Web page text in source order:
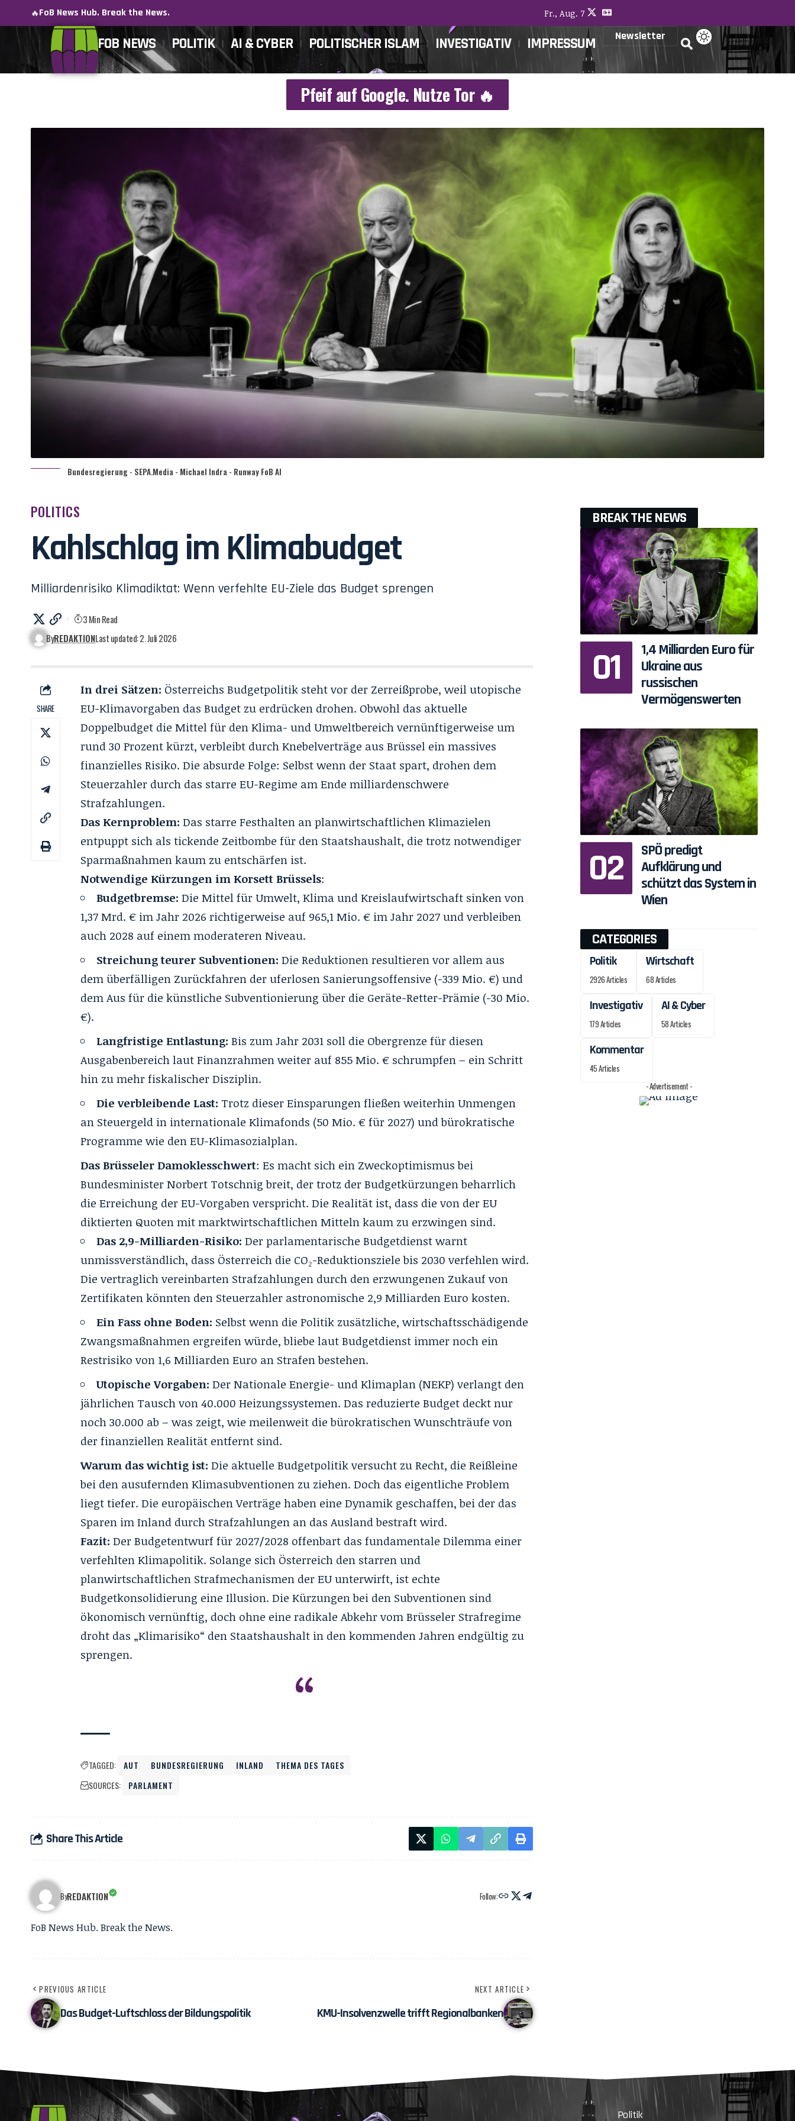
🔥FoB News Hub. Break the News. Fr., Aug. 7
FOB NEWS POLITIK AI & CYBER POLITISCHER ISLAM INVESTIGATIV IMPRESSUM Newsletter
Pfeif auf Google. Nutze Tor 🔥
Bundesregierung - SEPA.Media - Michael Indra - Runway FoB AI
POLITICS
Kahlschlag im Klimabudget
Milliardenrisiko Klimadiktat: Wenn verfehlte EU-Ziele das Budget sprengen
ByREDAKTIONLast updated: 2. Juli 2026
3 Min Read
SHARE
In drei Sätzen: Österreichs Budgetpolitik steht vor der Zerreißprobe, weil utopische
EU-Klimavorgaben das Budget zu erdrücken drohen. Obwohl das aktuelle
Doppelbudget die Mittel für den Klima- und Umweltbereich vernünftigerweise um
rund 30 Prozent kürzt, verbleibt durch Knebelverträge aus Brüssel ein massives
finanzielles Risiko. Die absurde Folge: Selbst wenn der Staat spart, drohen dem
Steuerzahler durch das starre EU-Regime am Ende milliardenschwere
Strafzahlungen.
Das Kernproblem: Das starre Festhalten an planwirtschaftlichen Klimazielen
entpuppt sich als tickende Zeitbombe für den Staatshaushalt, die trotz notwendiger
Sparmaßnahmen kaum zu entschärfen ist.
Notwendige Kürzungen im Korsett Brüssels:
Budgetbremse: Die Mittel für Umwelt, Klima und Kreislaufwirtschaft sinken von
1,37 Mrd. € im Jahr 2026 richtigerweise auf 965,1 Mio. € im Jahr 2027 und verbleiben
auch 2028 auf einem moderateren Niveau.
Streichung teurer Subventionen: Die Reduktionen resultieren vor allem aus
dem überfälligen Zurückfahren der uferlosen Sanierungsoffensive (-339 Mio. €) und
dem Aus für die künstliche Subventionierung über die Geräte-Retter-Prämie (-30 Mio.
€).
Langfristige Entlastung: Bis zum Jahr 2031 soll die Obergrenze für diesen
Ausgabenbereich laut Finanzrahmen weiter auf 855 Mio. € schrumpfen – ein Schritt
hin zu mehr fiskalischer Disziplin.
Die verbleibende Last: Trotz dieser Einsparungen fließen weiterhin Unmengen
an Steuergeld in internationale Klimafonds (50 Mio. € für 2027) und bürokratische
Programme wie den EU-Klimasozialplan.
Das Brüsseler Damoklesschwert: Es macht sich ein Zweckoptimismus bei
Bundesminister Norbert Totschnig breit, der trotz der Budgetkürzungen beharrlich
die Erreichung der EU-Vorgaben verspricht. Die Realität ist, dass die von der EU
diktierten Quoten mit marktwirtschaftlichen Mitteln kaum zu erzwingen sind.
Das 2,9-Milliarden-Risiko: Der parlamentarische Budgetdienst warnt
unmissverständlich, dass Österreich die CO₂-Reduktionsziele bis 2030 verfehlen wird.
Die vertraglich vereinbarten Strafzahlungen durch den erzwungenen Zukauf von
Zertifikaten könnten den Steuerzahler astronomische 2,9 Milliarden Euro kosten.
Ein Fass ohne Boden: Selbst wenn die Politik zusätzliche, wirtschaftsschädigende
Zwangsmaßnahmen ergreifen würde, bliebe laut Budgetdienst immer noch ein
Restrisiko von 1,6 Milliarden Euro an Strafen bestehen.
Utopische Vorgaben: Der Nationale Energie- und Klimaplan (NEKP) verlangt den
jährlichen Tausch von 40.000 Heizungssystemen. Das reduzierte Budget deckt nur
noch 30.000 ab – was zeigt, wie meilenweit die bürokratischen Wunschträufe von
der finanziellen Realität entfernt sind.
Warum das wichtig ist:Die aktuelle Budgetpolitik versucht zu Recht, die Reißleine
bei den ausufernden Klimasubventionen zu ziehen. Doch das eigentliche Problem
liegt tiefer. Die europäischen Verträge haben eine Dynamik geschaffen, bei der das
Sparen im Inland durch Strafzahlungen an das Ausland bestraft wird.
Fazit:Der Budgetentwurf für 2027/2028 offenbart das fundamentale Dilemma einer
verfehlten Klimapolitik. Solange sich Österreich den starren und
planwirtschaftlichen Strafmechanismen der EU unterwirft, ist echte
Budgetkonsolidierung eine Illusion. Die Kürzungen bei den Subventionen sind
ökonomisch vernünftig, doch ohne eine radikale Abkehr vom Brüsseler Strafregime
droht das „Klimarisiko“ den Staatshaushalt in den kommenden Jahren endgültig zu
sprengen.
TAGGED: AUT BUNDESREGIERUNG INLAND
THEMA DES TAGES
SOURCES:
PARLAMENT
Share This Article
ByREDAKTION Follow:
FoB News Hub. Break the News.
PREVIOUS ARTICLE
Das Budget-Luftschloss der Bildungspolitik
NEXT ARTICLE
KMU-Insolvenzwelle trifft Regionalbanken
BREAK THE NEWS
1,4 Milliarden Euro für
Ukraine aus
russischen
Vermögenswerten
SPÖ predigt
Aufklärung und
schützt das System in
Wien
CATEGORIES
Politik
2926 Articles
Wirtschaft
68 Articles
Investigativ
179 Articles
AI & Cyber
58 Articles
Kommentar
45 Articles
- Advertisement -
Politik